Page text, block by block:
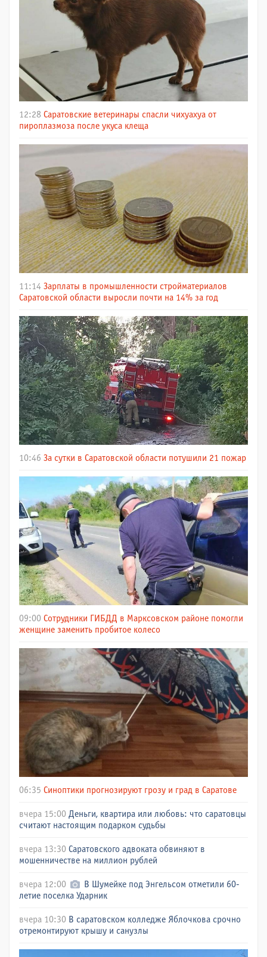
12:28 Саратовские ветеринары спасли чихуахуа от
пироплазмоза после укуса клеща
11:14 Зарплаты в промышленности стройматериалов
Саратовской области выросли почти на 14% за год
10:46 За сутки в Саратовской области потушили 21 пожар
09:00 Сотрудники ГИБДД в Марксовском районе помогли
женщине заменить пробитое колесо
06:35 Синоптики прогнозируют грозу и град в Саратове
вчера 15:00 Деньги, квартира или любовь: что саратовцы
считают настоящим подарком судьбы
вчера 13:30 Саратовского адвоката обвиняют в
мошенничестве на миллион рублей
вчера 12:00
В Шумейке под Энгельсом отметили 60-
летие поселка Ударник
вчера 10:30 В саратовском колледже Яблочкова срочно
отремонтируют крышу и санузлы